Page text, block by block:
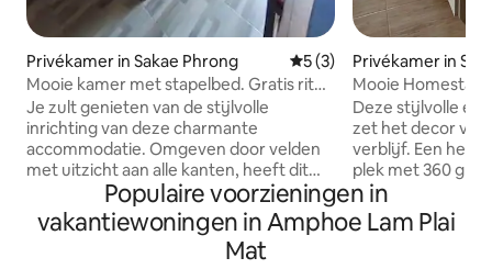
Privékamer in Sakae Phrong Gemiddelde beoordeling
5 (3)
Mooie kamer met stapelbed. Gratis rit
van/naar MotoGP!
Je zult genieten van de stijlvolle
inrichting van deze charmante
accommodatie. Omgeven door velden
met uitzicht aan alle kanten, heeft dit
nieuw gebouwde huis veel te bieden
voor een ontspannen verblijf in Oost-
Thailand. Het huis ligt niet ver van
Buriram City, waar een aantal
Privékamer in
Mooie Homestay. MotoGP Gratis
vervoer!
Deze stijlvolle en
zet het decor
verblijf. Een
plek met 360
omliggende
Avontuurlijke is
omgeving, met
Populaire voorzieningen in
vakantiewoningen in Amphoe Lam Plai
Mat